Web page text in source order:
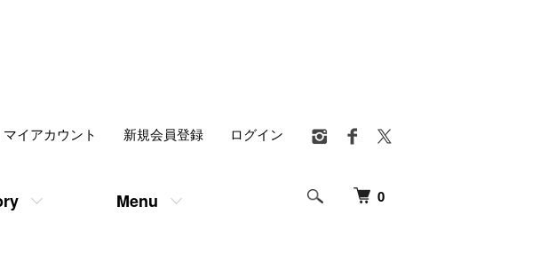
0
Menu
マイアカウント 新規会員登録 ログイン